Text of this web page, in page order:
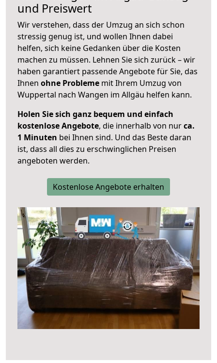
und Preiswert
Wir verstehen, dass der Umzug an sich schon
stressig genug ist, und wollen Ihnen dabei
helfen, sich keine Gedanken über die Kosten
machen zu müssen. Lehnen Sie sich zurück – wir
haben garantiert passende Angebote für Sie, das
Ihnen ohne Probleme mit Ihrem Umzug von
Wuppertal nach Wangen im Allgäu helfen kann.
Holen Sie sich ganz bequem und einfach
kostenlose Angebote, die innerhalb von nurca.
1 Minuten bei Ihnen sind. Und das Beste daran
ist, dass all dies zu erschwinglichen Preisen
angeboten werden.
Kostenlose Angebote erhalten